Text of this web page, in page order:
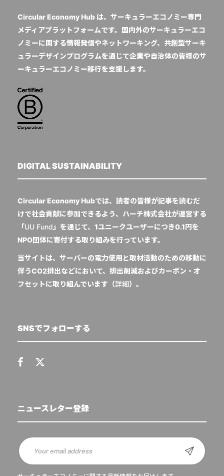
Circular Economy Hub は、サーキュラーエコノミー専門
メディアプラットフォームです。国内外のサーキュラーエコ
ノミーに関する情報発信やネットワーキング、共創型サーキ
ュラーデザインプログラムを通じて企業や自治体の皆様のサ
ーキュラーエコノミー移行を支援します。
DIGITAL SUSTAINABILITY
Circular Economy Hubでは、読者の皆様が記事を読むだ
けで社会貢献に参加できるよう、ハーチ株式会社が運営する
「UU Fund 」を通じて、1ユニークユーザーにつき0.1円を
NPO団体に寄付する取り組みを行っています。
当サイトは、サーバーの電力使用と取材活動のための移動に
伴うCO2排出などにおいて、排出削減およびカーボン・オ
フセットに取り組んでいます（詳細）。
SNSでフォローする
ニュースレター登録